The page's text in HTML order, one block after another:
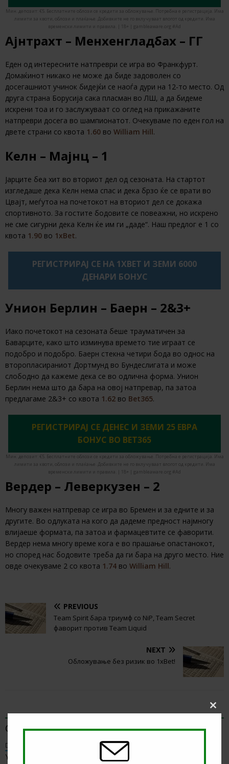
Мин. депозит: €5. Бесплатните облози се кредити за обложување. Потребна е регистрација. Има
лимити за квоти, облози и плаќање. Добивките не го вклучуваат влогот од кредити. Има
временски лимити и правила. | 18+ | gambleaware.org #Ad
Ајнтрахт – Менхенгладбах – ГГ
Еден од интересните натпреври се игра во Франкфурт.
Домаќинот никако не може да биде задоволен со
досегашниот учинок бидејќи се наоѓа дури на 12-то место. Од
друга страна Борусија сака пласман во ЛШ, а да бидеме
искрени тоа и го заслужуваат со оглед на прикажаните
натпреври досега во шампионатот. Очекуваме по еден гол на
двете страни со квота 1.60 во William Hill.
Келн – Мајнц – 1
Јарците беа хит во вториот дел од сезоната. На стартот
изгледаше дека Келн нема спас и дека брзо ќе се врати во
Цвајт, меѓутоа на почетокот на вториот дел се докажа
спортивното. За гостите бодовите се повеажни, но искрено
не сме сигурни дека Келн ќе им ги „даде“. Наш предлог е 1 со
квота 1.90 во 1xBet.
РЕГИСТРИРАЈ СЕ НА 1XBET И ЗЕМИ 6000
ДЕНАРИ БОНУС
Унион Берлин – Баерн – 2&3+
Иако почетокот на сезоната беше трауматичен за
Баварците, како што изминува времето тие играат се
подобро и подобро. Баерн стекна четири бода во однос на
второпласираниот Дортмунд во Бундеслигата и може
слободно да кажеме дека се во одлична форма. Унион
Берлин нема што да бара на овој натпревар, па затоа
предлагаме 2&3+ со квота 1.62 во Bet365.
РЕГИСТРИРАЈ СЕ ДЕНЕС И ЗЕМИ 25 ЕВРА
БОНУС ВО BET365
Мин. депозит: €5. Бесплатните облози се кредити за обложување. Потребна е регистрација. Има
лимити за квоти, облози и плаќање. Добивките не го вклучуваат влогот од кредити. Има
временски лимити и правила. | 18+ | gambleaware.org #Ad
Вердер – Леверкузен – 2
Многу важен натпревар се игра во Бремен и за едните и за
другите. Во одлуката на кого да дадеме предност најмногу
влијаеше формата, па затоа и фармацевтите се фаворити.
Вердер нема многу време кога е во прашање опастанокот,
но според нас бодовите треба да ги бара на друго место. Ние
овде очекуваме 2 со квота 1.74 во William Hill.
PREVIOUS
Team Spirit бара триумф со NiP, Team Secret
фаворит против Team Liquid
NEXT
Обложување без ризик во 1xBet!
BE THE FIRST TO COMMENT
Оставете коментар
Default Comments (0) Facebook Comments
Your email address will not be published.
Close
this